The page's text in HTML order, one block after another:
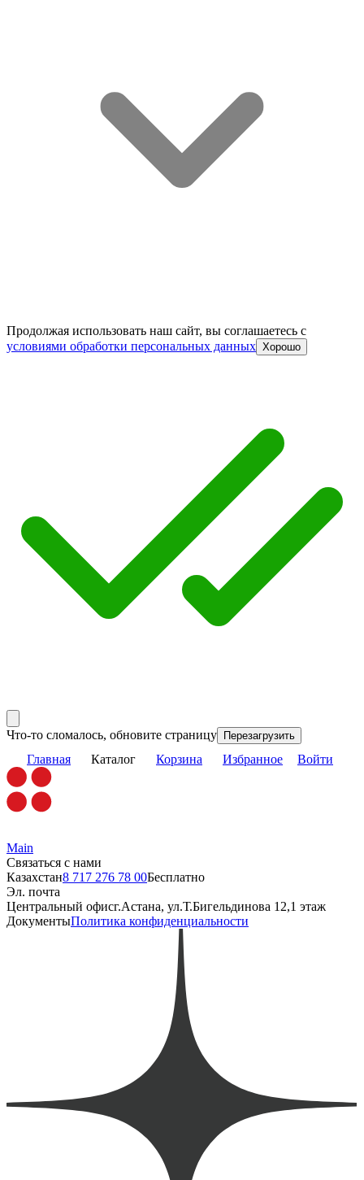
Продолжая использовать наш сайт, вы соглашаетесь c
условиями обработки персональных данных Хорошо
Что-то сломалось, обновите страницу Перезагрузить
Главная Каталог Корзина Избранное Войти
Main
Связаться с нами
Казахстан8 717 276 78 00Бесплатно
Эл. почта
Центральный офисг.Астана, ул.Т.Бигельдинова 12,1 этаж
ДокументыПолитика конфиденциальности